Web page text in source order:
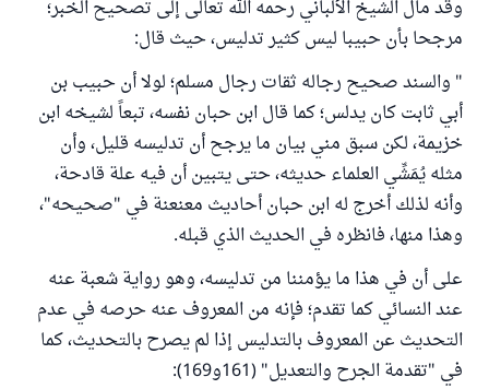
وقد مال الشيخ الألباني رحمه الله تعالى إلى تصحيح الخبر؛
مرجحا بأن حبيبا ليس كثير تدليس، حيث قال:
" والسند صحيح رجاله ثقات رجال مسلم؛ لولا أن حبيب بن
أبي ثابت كان يدلس؛ كما قال ابن حبان نفسه، تبعاً لشيخه ابن
خزيمة، لكن سبق مني بيان ما يرجح أن تدليسه قليل، وأن
مثله يُمَشِّي العلماء حديثه، حتى يتبين أن فيه علة قادحة،
وأنه لذلك أخرج له ابن حبان أحاديث معنعنة في "صحيحه"،
وهذا منها، فانظره في الحديث الذي قبله.
على أن في هذا ما يؤمننا من تدليسه، وهو رواية شعبة عنه
عند النسائي كما تقدم؛ فإنه من المعروف عنه حرصه في عدم
التحديث عن المعروف بالتدليس إذا لم يصرح بالتحديث، كما
في "تقدمة الجرح والتعديل" (161و169):